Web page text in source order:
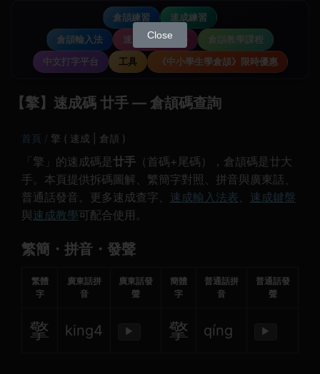
倉頡練習
速成練習
倉頡輸入法
速成輸入法教學
倉頡教學課程
中文打字平台
工具 《中小學生學倉頡》限時優惠
【擎】速成碼 廿手 — 倉頡碼查詢
首頁 擎 ( 速成 | 倉頡 )
「擎」的速成碼是 廿手 （首碼+尾碼），倉頡碼是廿大
手。本頁提供拆碼圖解、繁簡字對照、拼音與廣東話、
普通話發音。更多速成查字、 速成輸入法表、 速成鍵盤
與速成教學可配合使用。
繁簡・拼音・發聲
繁體
字
廣東話拼
音
廣東話發
聲
簡體
字
普通話拼
音
普通話發
聲
擎 king4 ▶ 擎 qíng ▶
Close